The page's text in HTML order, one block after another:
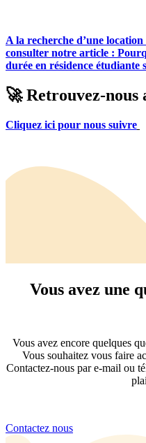
A la recherche d’une
consulter notre article :
durée en résidence étudiante
🚀 Retrouvez-nous
Cliquez ici pour nous suivre
Vous avez une
Vous avez encore quelques
Vous souhaitez vous faire
Contactez-nous par e-mail ou
Contactez nous